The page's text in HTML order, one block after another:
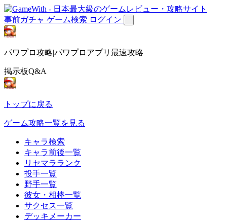
事前ガチャ ゲーム検索 ログイン
パワプロ攻略|パワプロアプリ最速攻略
掲示板Q&A
トップに戻る
ゲーム攻略一覧を見る
キャラ検索
キャラ前後一覧
リセマラランク
投手一覧
野手一覧
彼女・相棒一覧
サクセス一覧
デッキメーカー